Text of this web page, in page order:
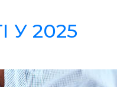
У 2025